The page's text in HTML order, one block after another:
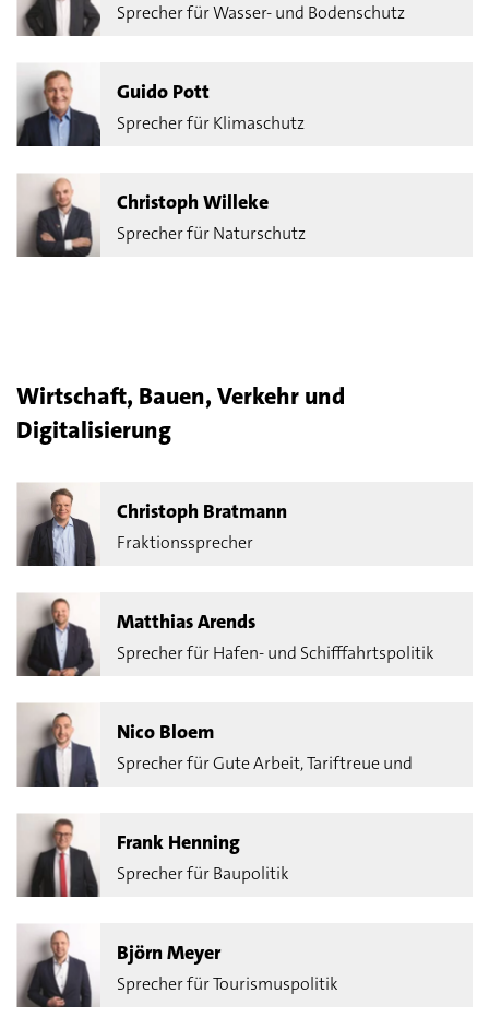
Sprecher für Wasser- und Bodenschutz
Guido Pott
Sprecher für Klimaschutz
Christoph Willeke
Sprecher für Naturschutz
Wirtschaft, Bauen, Verkehr und
Digitalisierung
Christoph Bratmann
Fraktionssprecher
Matthias Arends
Sprecher für Hafen- und Schifffahrtspolitik
Nico Bloem
Sprecher für Gute Arbeit, Tariftreue und
Frank Henning
Sprecher für Baupolitik
Björn Meyer
Sprecher für Tourismuspolitik